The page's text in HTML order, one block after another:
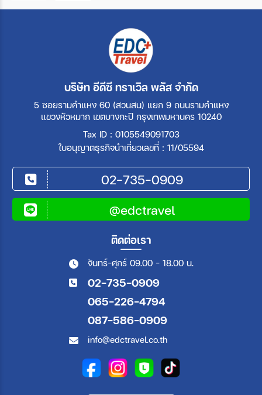
บริษัท อีดีซี ทราเวิล พลัส จำกัด
5 ซอยรามคำแหง 60 (สวนสน) แยก 9 ถนนรามคำแหง
แขวงหัวหมาก เขตบางกะปิ กรุงเทพมหานคร 10240
Tax ID : 0105549091703
ใบอนุญาตธุรกิจนำเที่ยวเลขที่ : 11/05594
02-735-0909
@edctravel
ติดต่อเรา
จันทร์-ศุกร์ 09.00 - 18.00 น.
02-735-0909
065-226-4794
087-586-0909
info@edctravel.co.th